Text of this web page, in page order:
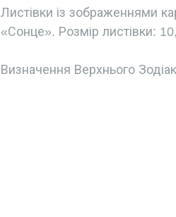
Листівки із зображеннями
«Сонце». Розмір листівки:
Визначення Верхнього